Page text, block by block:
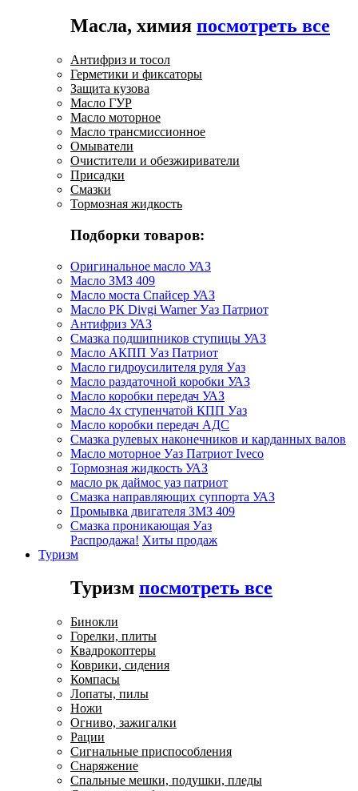
Масла, химия посмотреть все
Антифриз и тосол
Герметики и фиксаторы
Защита кузова
Масло ГУР
Масло моторное
Масло трансмиссионное
Омыватели
Очистители и обезжириватели
Присадки
Смазки
Тормозная жидкость
Подборки товаров:
Оригинальное масло УАЗ
Масло ЗМЗ 409
Масло моста Спайсер УАЗ
Масло РК Divgi Warner Уаз Патриот
Антифриз УАЗ
Смазка подшипников ступицы УАЗ
Масло АКПП Уаз Патриот
Масло гидроусилителя руля Уаз
Масло раздаточной коробки УАЗ
Масло коробки передач УАЗ
Масло 4х ступенчатой КПП Уаз
Масло коробки передач АДС
Смазка рулевых наконечников и карданных валов
Масло моторное Уаз Патриот Iveco
Тормозная жидкость УАЗ
масло рк даймос уаз патриот
Смазка направляющих суппорта УАЗ
Промывка двигателя ЗМЗ 409
Смазка проникающая Уаз
Распродажа! Хиты продаж
Туризм
Туризм посмотреть все
Бинокли
Горелки, плиты
Квадрокоптеры
Коврики, сидения
Компасы
Лопаты, пилы
Ножи
Огниво, зажигалки
Рации
Сигнальные приспособления
Снаряжение
Спальные мешки, подушки, пледы